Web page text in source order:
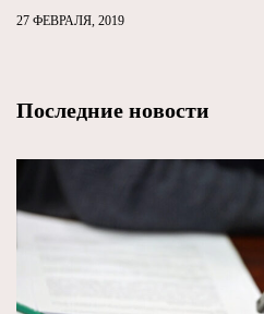
27 ФЕВРАЛЯ, 2019
Последние новости